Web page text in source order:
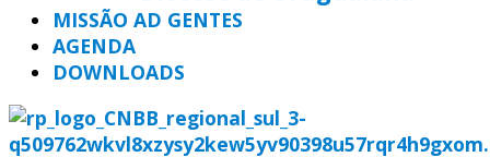
MISSÃO AD GENTES
AGENDA
DOWNLOADS